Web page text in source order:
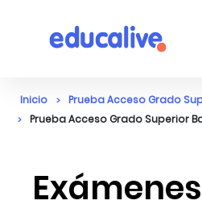
Inicio
Prueba Acceso Grado
Prueba Acceso Grado Superior